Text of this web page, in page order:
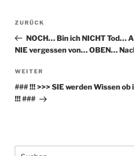
Beitrags-
Vorheriger
Beitrag
ZURÜCK
NOCH… Bin ich NICHT Tod…
NIE vergessen von… OBEN…
Nächster
Beitrag
WEITER
### !!! >>> SIE werden Wissen ob
!!! ###